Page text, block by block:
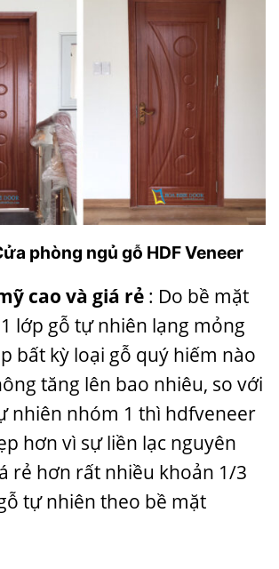
phòng ngủ gỗ HDF Veneer
cao và giá rẻ : Do bề mặt
lớp gỗ tự nhiên lạng mỏng
bất kỳ loại gỗ quý hiếm nào
tăng lên bao nhiêu, so với
nhiên nhóm 1 thì hdfveneer
hơn vì sự liền lạc nguyên
rẻ hơn rất nhiều khoản 1/3
tự nhiên theo bề mặt